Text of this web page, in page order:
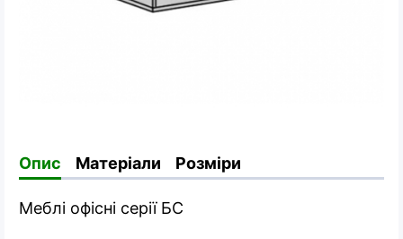
Опис Матеріали Розміри
Меблі офісні серії БС